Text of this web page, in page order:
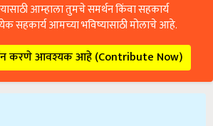
आम्हाला तुमचे समर्थन किंवा सहकार्य
आमच्या भविष्यासाठी मोलाचे आहे.
करणे आवश्यक आहे (Contribute Now)